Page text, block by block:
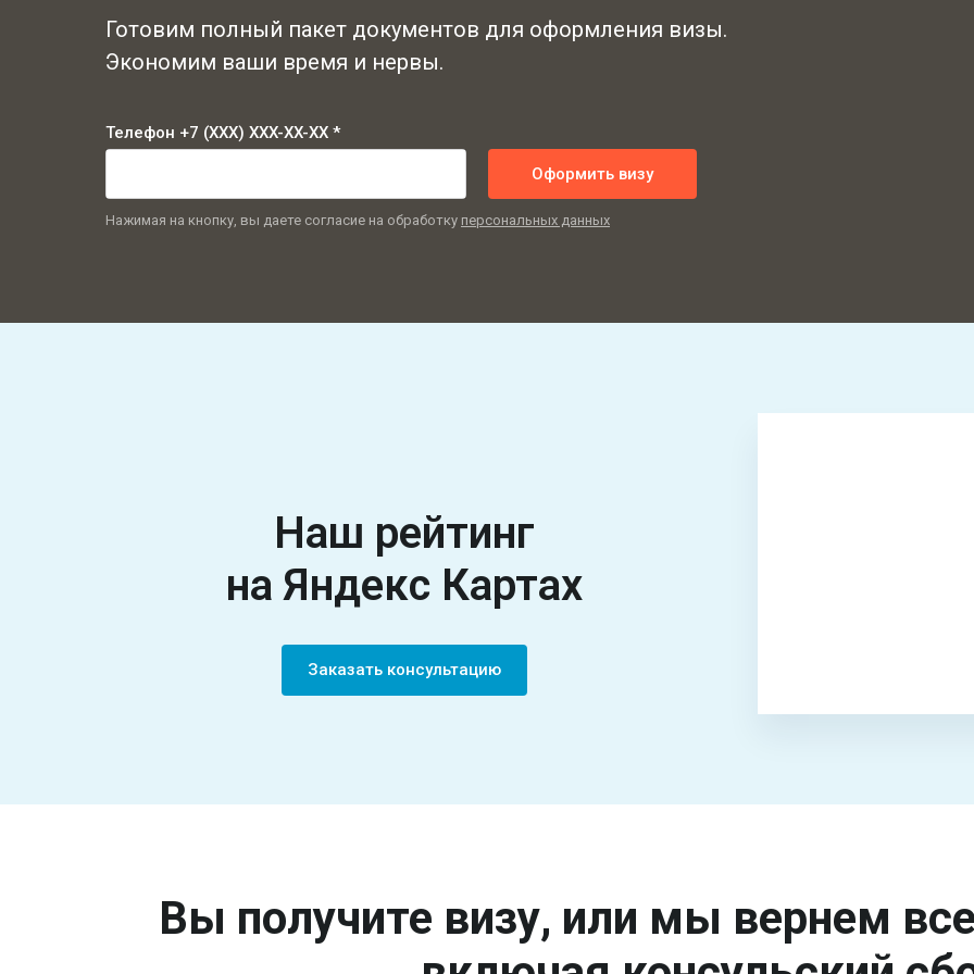
Готовим полный пакет документов для оформления визы.
Экономим ваши время и нервы.
Телефон +7 (XXX) XXX-XX-XX *
Оформить визу
Нажимая на кнопку, вы даете согласие на обработку персональных данных
Наш рейтинг
на Яндекс Картах
Заказать консультацию
Вы получите визу, или мы вернем